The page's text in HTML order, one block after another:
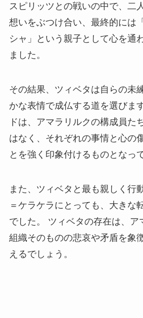
スピリッツとの戦いの中で、二
想いをぶつけ合い、最終的には
シャ」という親子として心を通
ました。
その結果、ツィベタは自らの未
かな表情で成仏する道を選びま
ドは、アマラリルクの構成員た
はなく、それぞれの事情と心の
とを強く印象付けるものとなっ
また、ツィベタと最も親しく行
＝ケラケラにとっても、大きな
でした。 ツィベタの存在は、ア
組織そのものの悲哀や矛盾を象
えるでしょう。